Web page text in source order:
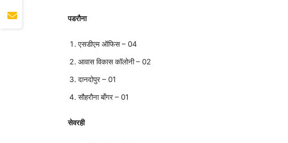
पडरौना
एसडीएम ऑफिस – 04
आवास विकास कॉलोनी – 02
दानदोपुर – 01
सौहरौना बाँगर – 01
सेवरही